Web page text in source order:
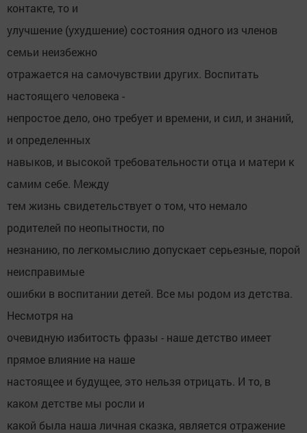
контакте, то и
улучшение (ухудшение) состояния одного из членов
семьи неизбежно
отражается на самочувствии других. Воспитать
настоящего человека -
непростое дело, оно требует и времени, и сил, и знаний,
и определенных
навыков, и высокой требовательности отца и матери к
самим себе. Между
тем жизнь свидетельствует о том, что немало
родителей по неопытности, по
незнанию, по легкомыслию допускает серьезные, порой
неисправимые
ошибки в воспитании детей. Все мы родом из детства.
Несмотря на
очевидную избитость фразы - наше детство имеет
прямое влияние на наше
настоящее и будущее, это нельзя отрицать. И то, в
каком детстве мы росли и
какой была наша личная сказка, является отражение